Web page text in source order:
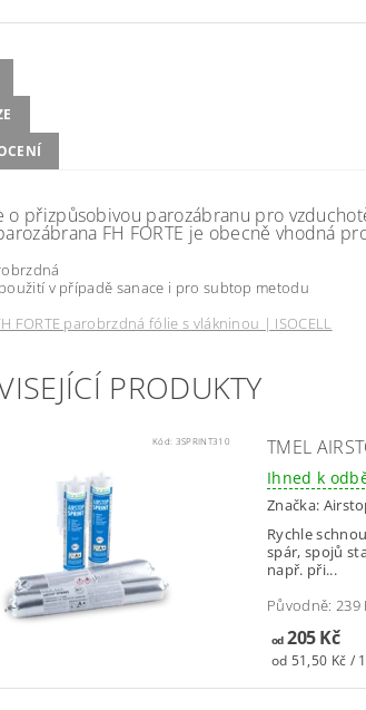
o přizpůsobivou parozábranu pro
FH FORTE je obecně vhodná
v případě sanace i pro subtop metodu
FORTE parobrzdná fólie s vlákninou | ISOCELL
PRODUKTY
Kód: 3SPRINT310 TMEL
Ihned k
Značka:
Rychle
spár, spojů
např. při...
Původně: 239
od205 Kč
od 51,50 Kč /